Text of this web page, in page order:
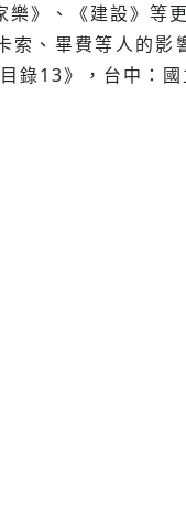
樂》、《建設》
索、畢費等人的
錄13》，台中：